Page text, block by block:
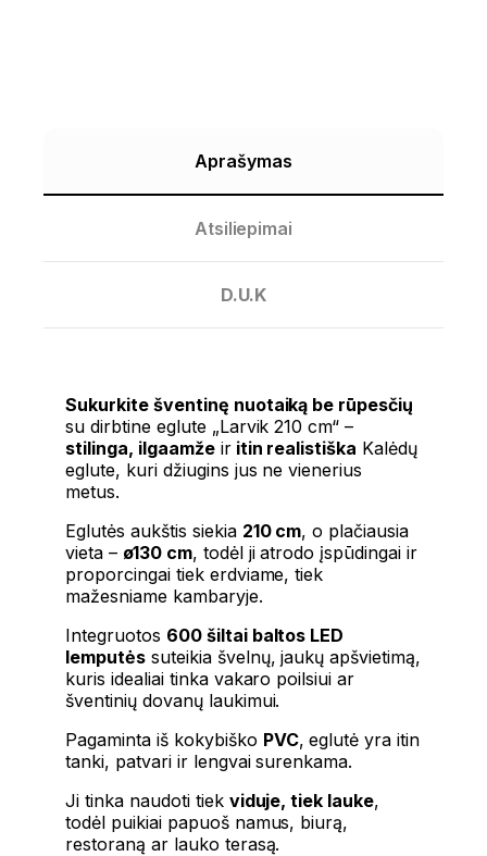
Aprašymas
Atsiliepimai
D.U.K
Sukurkite šventinę nuotaiką be rūpesčių
su dirbtine eglute „Larvik 210 cm“ –
stilinga, ilgaamžeiritin realistiška Kalėdų
eglute, kuri džiugins jus ne vienerius
metus.
Eglutės aukštis siekia 210 cm, o plačiausia
vieta – ø130 cm, todėl ji atrodo įspūdingai ir
proporcingai tiek erdviame, tiek
mažesniame kambaryje.
Integruotos 600 šiltai baltos LED
lemputėssuteikia švelnų, jaukų apšvietimą,
kuris idealiai tinka vakaro poilsiui ar
šventinių dovanų laukimui.
Pagaminta iš kokybiško PVC, eglutė yra itin
tanki, patvari ir lengvai surenkama.
Ji tinka naudoti tiek viduje, tiek lauke,
todėl puikiai papuoš namus, biurą,
restoraną ar lauko terasą.